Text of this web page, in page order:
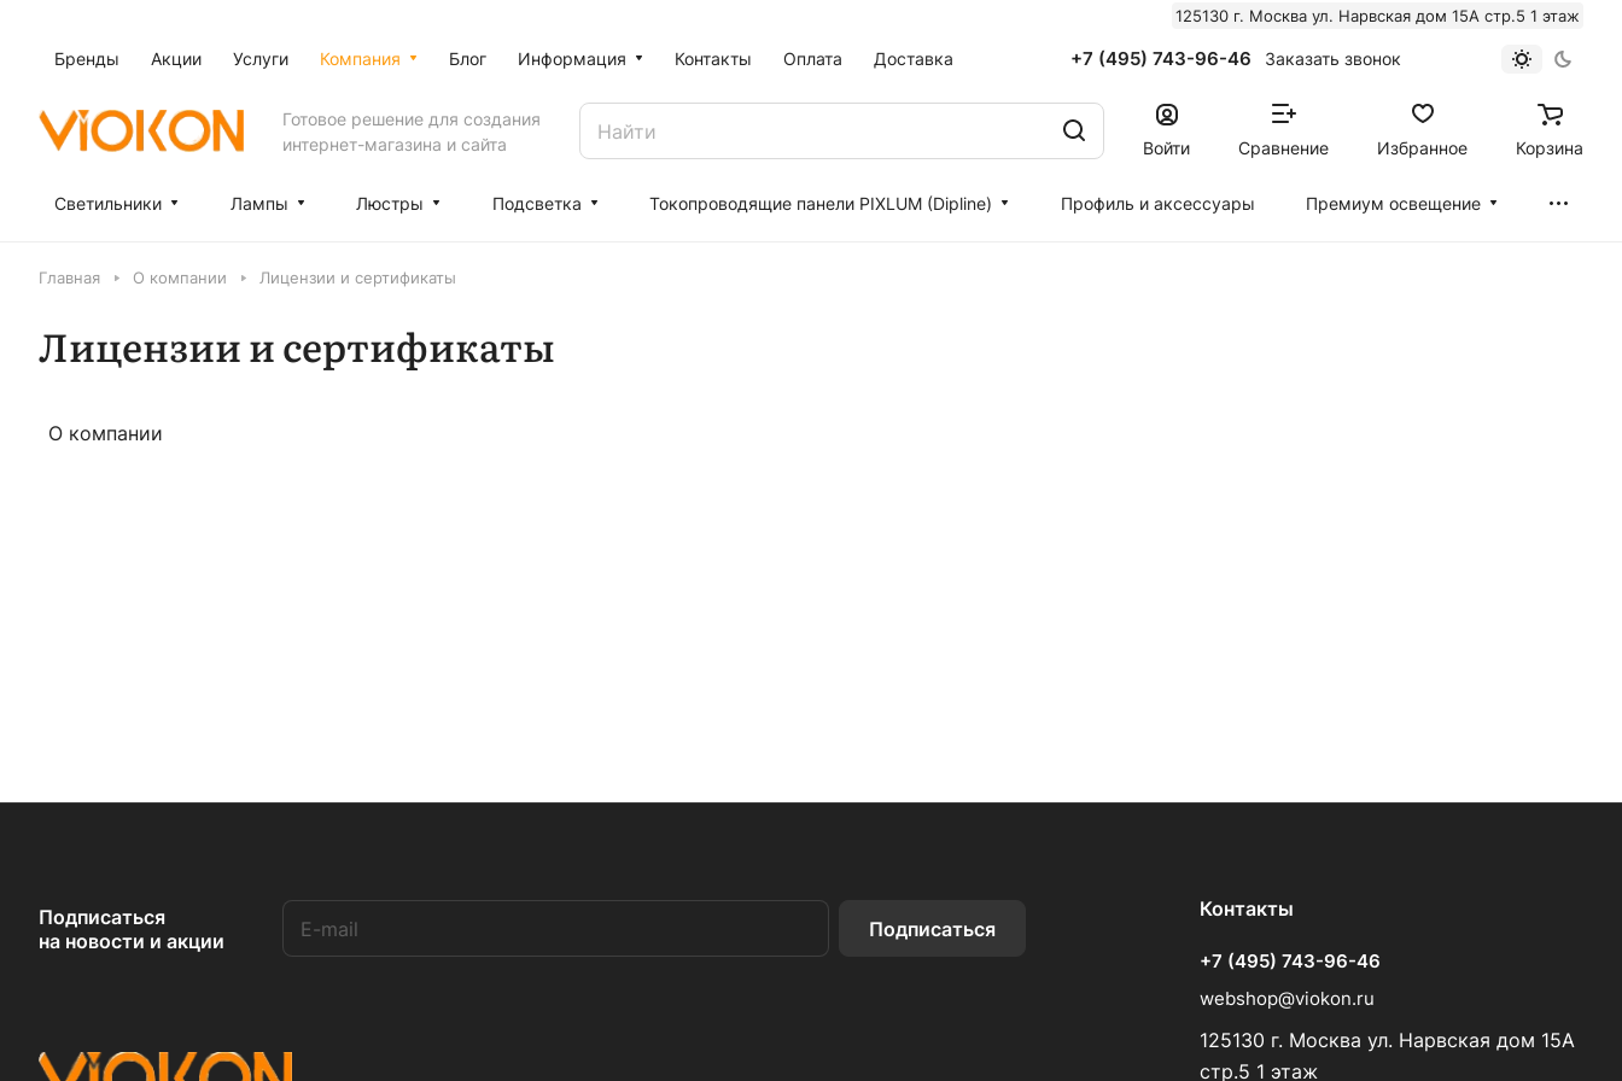
125130 г. Москва ул. Нарвская дом 15А стр.5 1 этаж
Бренды Акции Услуги Компания Блог Информация Контакты Оплата Доставка +7 (495) 743-96-46 Заказать звонок
Готовое решение для создания
интернет-магазина и сайта
Войти Сравнение Избранное Корзина
Светильники Лампы Люстры Подсветка Токопроводящие панели PIXLUM (Dipline) Профиль и аксессуары Премиум освещение
Главная О компании Лицензии и сертификаты
Лицензии и сертификаты
О компании
Подписаться
на новости и акции
Подписаться
Контакты
+7 (495) 743-96-46
webshop@viokon.ru
125130 г. Москва ул. Нарвская дом 15А
стр.5 1 этаж